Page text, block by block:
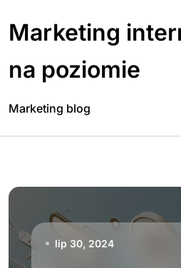
content
Marketing
na poziomie
Marketing blog
lip 30, 2024